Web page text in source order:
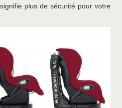
plus de sécurité pour votre